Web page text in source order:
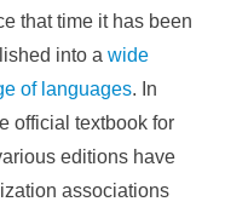
that time it has been
into a wide
of languages. In
official textbook for
editions have
associations